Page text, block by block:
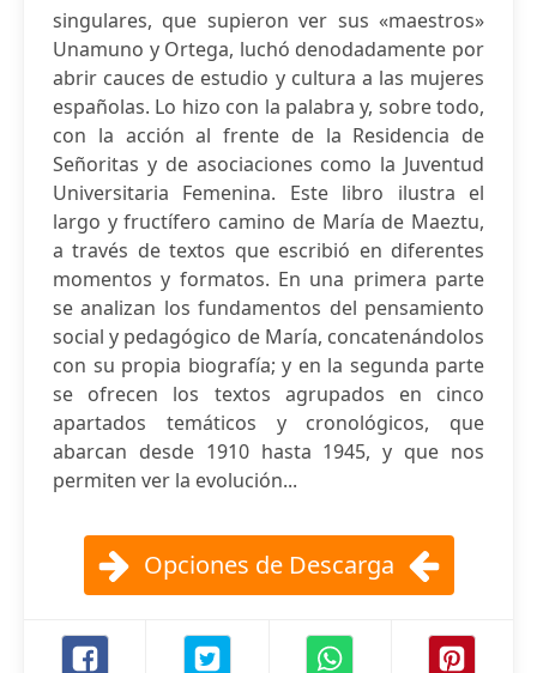
singulares, que supieron ver sus «maestros»
Unamuno y Ortega, luchó denodadamente por
abrir cauces de estudio y cultura a las mujeres
españolas. Lo hizo con la palabra y, sobre todo,
con la acción al frente de la Residencia de
Señoritas y de asociaciones como la Juventud
Universitaria Femenina. Este libro ilustra el
largo y fructífero camino de María de Maeztu,
a través de textos que escribió en diferentes
momentos y formatos. En una primera parte
se analizan los fundamentos del pensamiento
social y pedagógico de María, concatenándolos
con su propia biografía; y en la segunda parte
se ofrecen los textos agrupados en cinco
apartados temáticos y cronológicos, que
abarcan desde 1910 hasta 1945, y que nos
permiten ver la evolución...
Opciones de Descarga